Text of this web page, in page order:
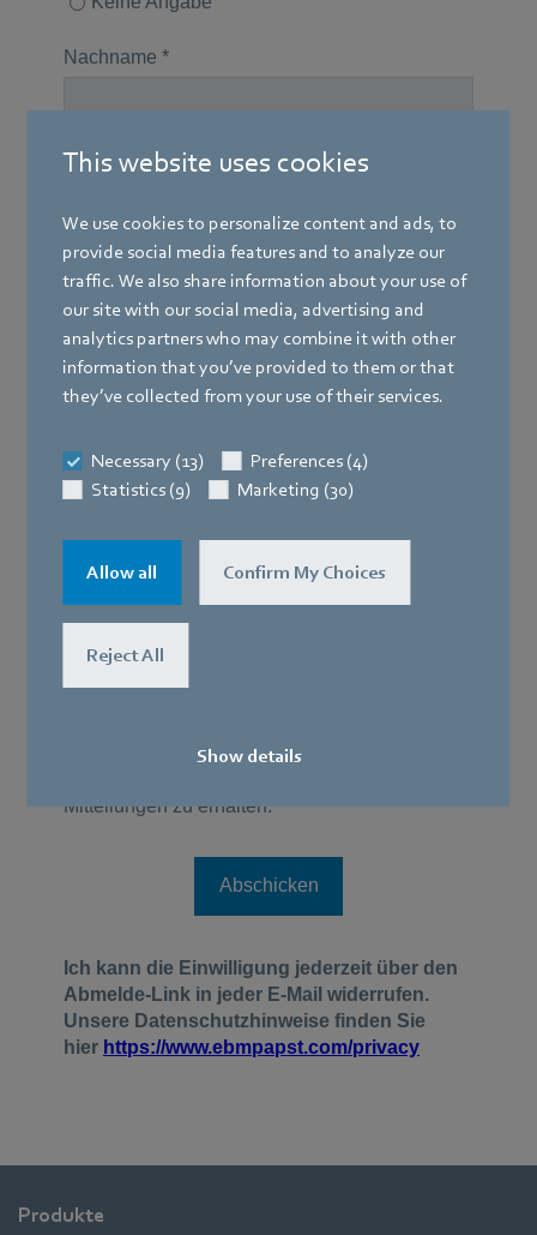
This website uses cookies
We use cookies to personalize content and ads, to
provide social media features and to analyze our
traffic. We also share information about your use of
our site with our social media, advertising and
analytics partners who may combine it with other
information that you’ve provided to them or that
they’ve collected from your use of their services.
Necessary (13)
Preferences (4)
Statistics (9)
Marketing (30)
Allow all Confirm My Choices
Reject All
Show details
Produkte